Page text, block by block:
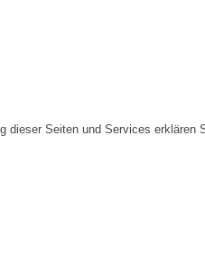
Seiten und Services